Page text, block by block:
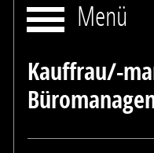
Menü
Kauffrau/-